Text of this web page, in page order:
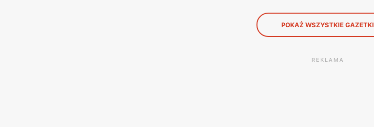
POKAŻ WSZYSTKIE GAZETKI
REKLAMA